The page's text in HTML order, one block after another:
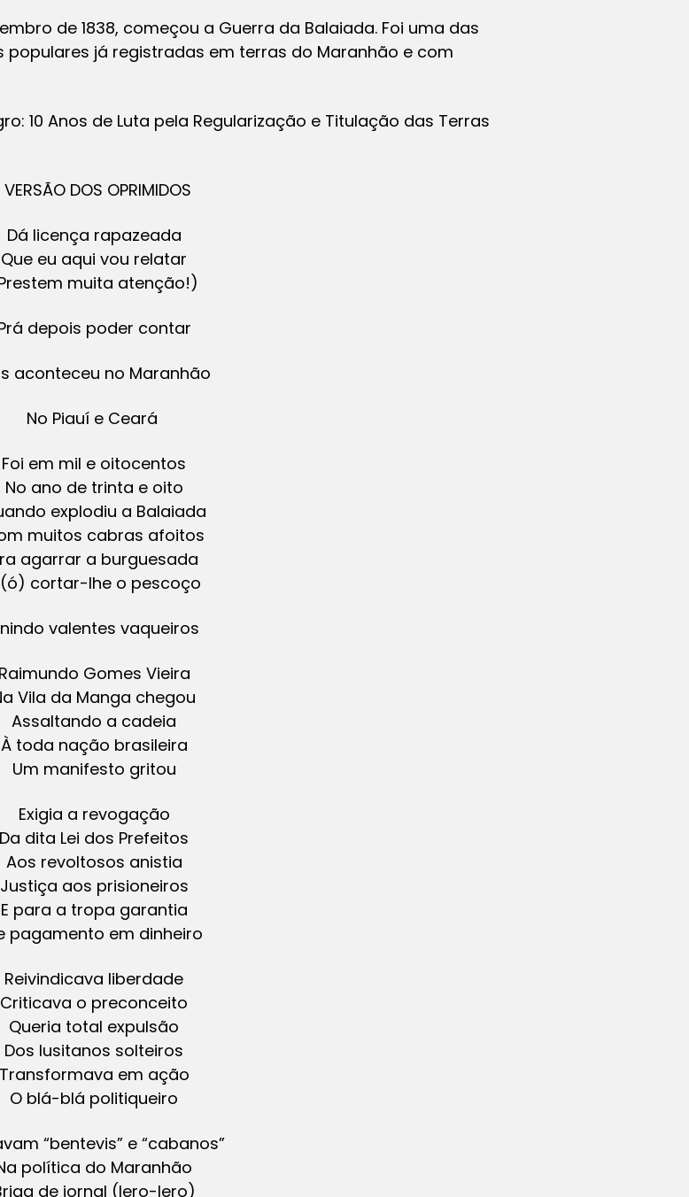
de 1838, começou a Guerra da Balaiada. Foi uma das
já registradas em terras do Maranhão e com
10 Anos de Luta pela Regularização e Titulação das Terras
DOS OPRIMIDOS
Dá licença rapazeada
Que eu aqui vou relatar
muita atenção!)
depois poder contar
aconteceu no Maranhão
No Piauí e Ceará
Foi em mil e oitocentos
No ano de trinta e oito
explodiu a Balaiada
muitos cabras afoitos
agarrar a burguesada
(ó) cortar-lhe o pescoço
valentes vaqueiros
Raimundo Gomes Vieira
Vila da Manga chegou
Assaltando a cadeia
À toda nação brasileira
Um manifesto gritou
Exigia a revogação
Da dita Lei dos Prefeitos
Aos revoltosos anistia
Justiça aos prisioneiros
E para a tropa garantia
pagamento em dinheiro
Reivindicava liberdade
Criticava o preconceito
Queria total expulsão
Dos lusitanos solteiros
Transformava em ação
O blá-blá politiqueiro
“bentevis” e “cabanos”
política do Maranhão
de jornal (lero-lero)